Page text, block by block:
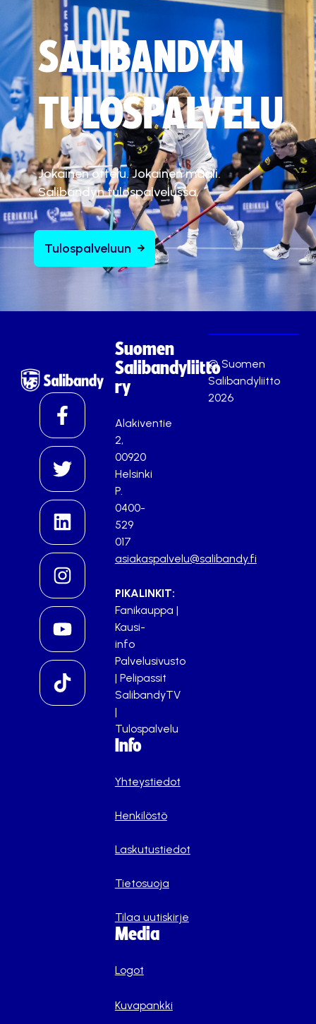
SALIBANDYN
TULOSPALVELU
Jokainen ottelu. Jokainen maali.
Salibandyn tulospalvelussa.
Tulospalveluun
Suomen
Salibandyliitto
ry
Alakiventie
2,
00920
Helsinki
P.
0400-
529
017
asiakaspalvelu@salibandy.fi
PIKALINKIT:
Fanikauppa |
Kausi-
info
Palvelusivusto
| Pelipassit
SalibandyTV
|
Tulospalvelu
Info
Yhteystiedot
Henkilöstö
Laskutustiedot
Tietosuoja
Tilaa uutiskirje
Media
Logot
Kuvapankki
© Suomen
Salibandyliitto
2026